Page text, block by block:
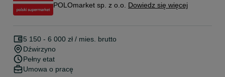
POLOmarket sp. z o.o. Dowiedz się więcej
5 150 - 6 000 zł / mies. brutto
Dźwirzyno
Pełny etat
Umowa o pracę